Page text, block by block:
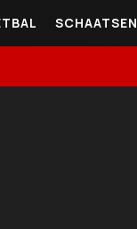
SCHAATSEN